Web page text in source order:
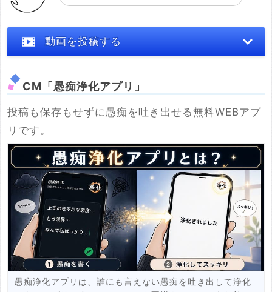
動画を投稿する
※YouTubeのURL
例：https://www.youtube.com/watch?v=***********
例：https://youtu.be/***********
投稿する
CM「愚痴浄化アプリ」
投稿も保存もせずに愚痴を吐き出せる無料WEBアプ
リです。
愚痴浄化アプリは、誰にも言えない愚痴を吐き出して浄化